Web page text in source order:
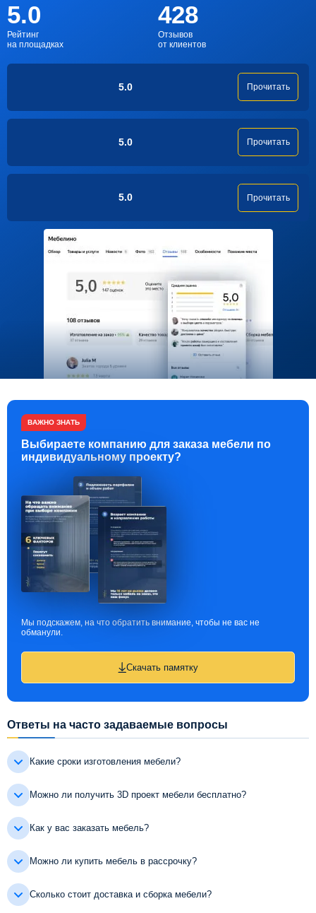
5.0
Рейтинг
на площадках
428
Отзывов
от клиентов
5.0 Прочитать
5.0 Прочитать
5.0 Прочитать
ВАЖНО ЗНАТЬ
Выбираете компанию для заказа мебели по
индивидуальному проекту?
Мы подскажем, на что обратить внимание, чтобы не вас не
обманули.
Скачать памятку
Ответы на часто задаваемые вопросы
Какие сроки изготовления мебели?
Можно ли получить 3D проект мебели бесплатно?
Как у вас заказать мебель?
Можно ли купить мебель в рассрочку?
Сколько стоит доставка и сборка мебели?